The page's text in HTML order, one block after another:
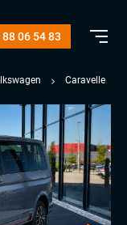
88 06 54 83
Caravelle